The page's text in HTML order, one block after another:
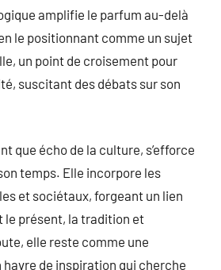
amplifie le parfum au-delà
le positionnant comme un sujet
un point de croisement pour
suscitant des débats sur son
que écho de la culture, s’efforce
temps. Elle incorpore les
et sociétaux, forgeant un lien
le présent, la tradition et
elle reste comme une
de inspiration qui cherche